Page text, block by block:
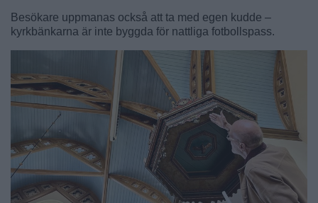
Besökare uppmanas också att ta med egen kudde –
kyrkbänkarna är inte byggda för nattliga fotbollspass.